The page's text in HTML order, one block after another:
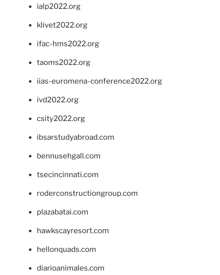
ialp2022.org
klivet2022.org
ifac-hms2022.org
taoms2022.org
iias-euromena-conference2022.org
ivd2022.org
csity2022.org
ibsarstudyabroad.com
bennusehgall.com
tsecincinnati.com
roderconstructiongroup.com
plazabatai.com
hawkscayresort.com
hellonquads.com
diarioanimales.com